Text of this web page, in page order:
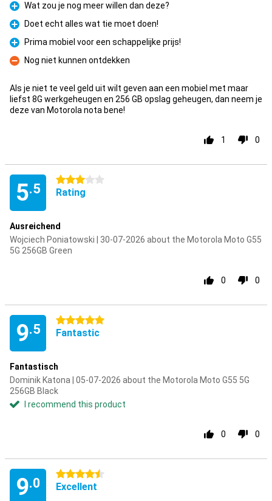
Pro
Wat zou je nog meer willen dan deze?
Pro
Doet echt alles wat tie moet doen!
Pro
Prima mobiel voor een schappelijke prijs!
Con
Nog niet kunnen ontdekken
Als je niet te veel geld uit wilt geven aan een mobiel met maar
liefst 8G werkgeheugen en 256 GB opslag geheugen, dan neem je
deze van Motorola nota bene!
1 0
5.5
3 stars
Rating
Ausreichend
Wojciech Poniatowski | 30-07-2026 about the Motorola Moto G55
5G 256GB Green
0 0
9.5
5 stars
Fantastic
Fantastisch
Dominik Katona | 05-07-2026 about the Motorola Moto G55 5G
256GB Black
I recommend this product
0 0
9.0
4.5 stars
Excellent